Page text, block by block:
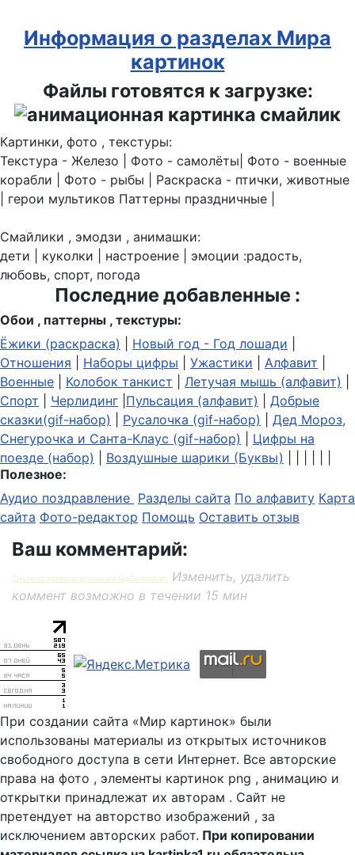
Информация о разделах Мира
картинок
Файлы готовятся к загрузке:
Картинки, фото , текстуры:
Текстура - Железо | Фото - самолёты| Фото - военные
корабли | Фото - рыбы | Раскраска - птички, животные
| герои мультиков Паттерны праздничные |
Смайлики , эмодзи , анимашки:
дети | куколки | настроение | эмоции :радость,
любовь, спорт, погода
Последние добавленные :
Обои , паттерны , текстуры:
Ёжики (раскраска)
Новый год - Год лошади
Отношения
Наборы цифры Ужастики Алфавит
Военные
Колобок танкист Летучая мышь (алфавит)
Спорт
Черлидинг Пульсация (алфавит)
Добрые
сказки(gif-набор)
Русалочка (gif-набор)
Дед Мороз,
Снегурочка и Санта-Клаус (gif-набор)
Цифры на
поезде (набор)
Воздушные шарики (Буквы)
Полезное:
Аудио поздравление Разделы сайта По алфавиту Карта
сайта Фото-редактор Помощь Оставить отзыв
Ваш комментарий:
Система комментирования SigComments
Изменить, удалить
коммент возможно в течении 15 мин
При создании сайта «Мир картинок» были
использованы материалы из открытых источников
свободного доступа в сети Интернет. Все авторские
права на фото , элементы картинок png , анимацию и
открытки принадлежат их авторам . Сайт не
претендует на авторство изображений , за
исключением авторских работ. При копировании